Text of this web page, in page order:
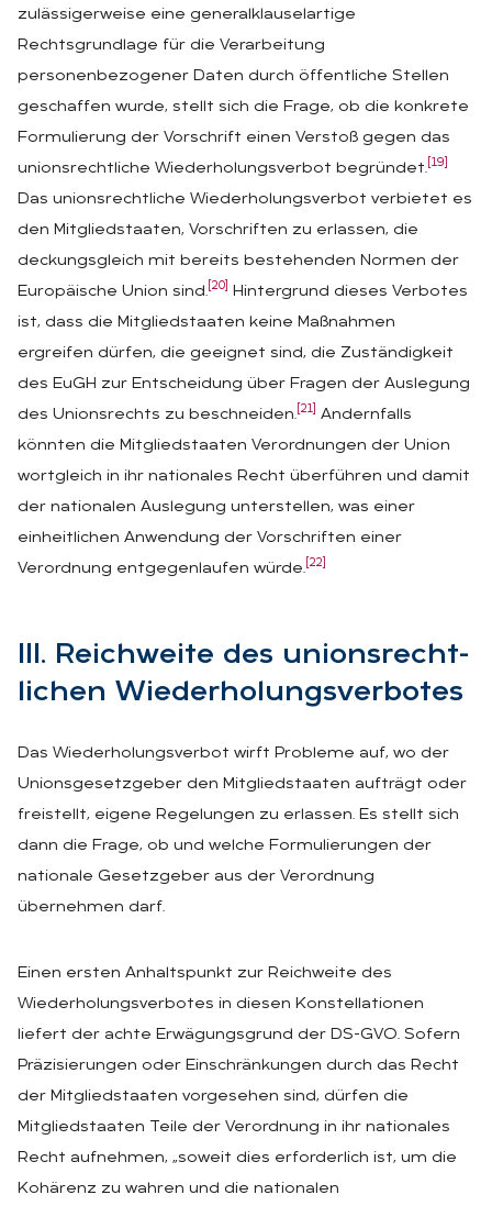
zulässigerweise eine generalklauselartige
Rechtsgrundlage für die Verarbeitung
personenbezogener Daten durch öffentliche Stellen
geschaffen wurde, stellt sich die Frage, ob die konkrete
Formulierung der Vorschrift einen Verstoß gegen das
unionsrechtliche Wiederholungsverbot begründet. [19]
Das unionsrechtliche Wiederholungsverbot verbietet es
den Mitgliedstaaten, Vorschriften zu erlassen, die
deckungsgleich mit bereits bestehenden Normen der
Europäische Union sind. [20]
Hintergrund dieses Verbotes
ist, dass die Mitgliedstaaten keine Maßnahmen
ergreifen dürfen, die geeignet sind, die Zuständigkeit
des EuGH zur Entscheidung über Fragen der Auslegung
des Unionsrechts zu beschneiden. [21]
Andernfalls
könnten die Mitgliedstaaten Verordnungen der Union
wortgleich in ihr nationales Recht überführen und damit
der nationalen Auslegung unterstellen, was einer
einheitlichen Anwendung der Vorschriften einer
Verordnung entgegenlaufen würde. [22]
III. Reich­wei­te des uni­ons­recht­
li­chen Wie­der­ho­lungs­ver­bo­tes
Das Wiederholungsverbot wirft Probleme auf, wo der
Unionsgesetzgeber den Mitgliedstaaten aufträgt oder
freistellt, eigene Regelungen zu erlassen. Es stellt sich
dann die Frage, ob und welche Formulierungen der
nationale Gesetzgeber aus der Verordnung
übernehmen darf.
Einen ersten Anhaltspunkt zur Reichweite des
Wiederholungsverbotes in diesen Konstellationen
liefert der achte Erwägungsgrund der DS-GVO. Sofern
Präzisierungen oder Einschränkungen durch das Recht
der Mitgliedstaaten vorgesehen sind, dürfen die
Mitgliedstaaten Teile der Verordnung in ihr nationales
Recht aufnehmen, „soweit dies erforderlich ist, um die
Kohärenz zu wahren und die nationalen